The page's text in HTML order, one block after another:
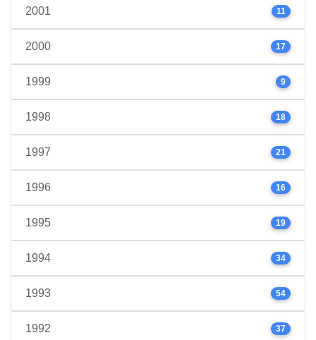
2001 11
2000 17
1999 9
1998 18
1997 21
1996 16
1995 19
1994 34
1993 54
1992 37